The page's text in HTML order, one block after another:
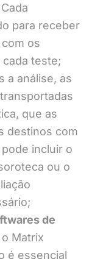
para receber
os
teste;
a análise, as
que as
destinos com
incluir o
ou o
de
Matrix
é essencial